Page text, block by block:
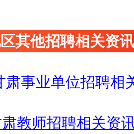
其他招聘相关资
肃事业单位招聘相
教师招聘相关资